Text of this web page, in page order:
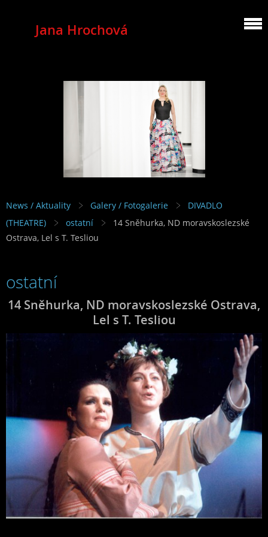
Jana Hrochová
MEZZOSOPRANO
News / Aktuality Galery / Fotogalerie
DIVADLO
(THEATRE)
ostatní
14 Sněhurka, ND moravskoslezské
Ostrava, Lel s T. Tesliou
ostatní
14 Sněhurka, ND moravskoslezské Ostrava,
Lel s T. Tesliou